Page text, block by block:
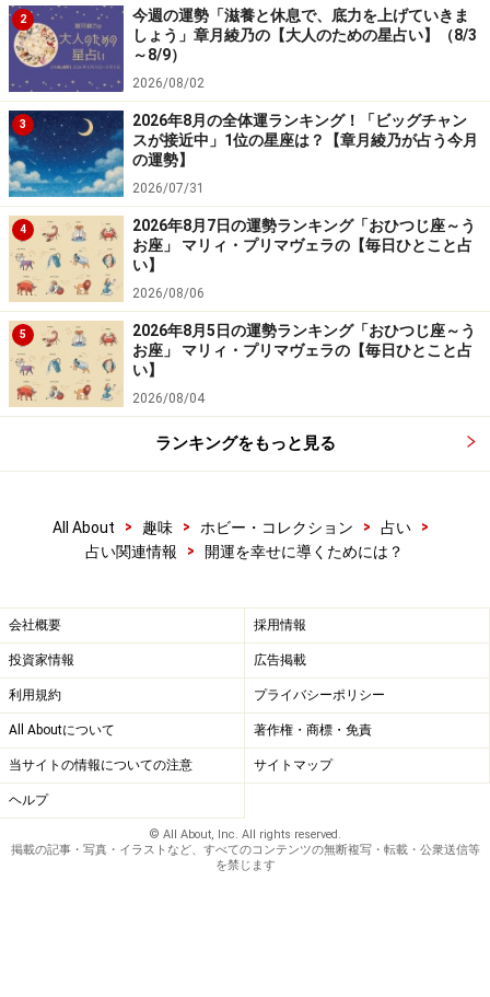
2
今週の運勢「滋養と休息で、底力を上げていきま
しょう」章月綾乃の【大人のための星占い】（8/3
～8/9）
2026/08/02
3
2026年8月の全体運ランキング！「ビッグチャン
スが接近中」1位の星座は？【章月綾乃が占う今月
の運勢】
2026/07/31
4
2026年8月7日の運勢ランキング「おひつじ座～う
お座」 マリィ・プリマヴェラの【毎日ひとこと占
い】
2026/08/06
5
2026年8月5日の運勢ランキング「おひつじ座～う
お座」 マリィ・プリマヴェラの【毎日ひとこと占
い】
2026/08/04
ランキングをもっと見る
All About > 趣味 > ホビー・コレクション > 占い
>
占い関連情報
> 開運を幸せに導くためには？
会社概要 採用情報
投資家情報 広告掲載
利用規約 プライバシーポリシー
All Aboutについて 著作権・商標・免責
当サイトの情報についての注意 サイトマップ
ヘルプ
© All About, Inc. All rights reserved.
掲載の記事・写真・イラストなど、すべてのコンテンツの無断複写・転載・公衆送信等
を禁じます